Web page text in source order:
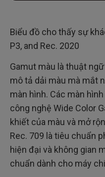
Biểu đồ cho thấy sự
P3, and Rec. 2020
Gamut màu là thuật
mô tả dải màu mà mắt
màn hình. Các màn
công nghệ Wide Color
khiết của màu và mở
Rec. 709 là tiêu chuẩn
hiện đại và không gian
chuẩn dành cho máy